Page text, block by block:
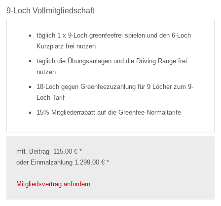
9-Loch Vollmitgliedschaft
täglich 1 x 9-Loch greenfeefrei spielen und den 6-Loch
Kurzplatz frei nutzen
täglich die Übungsanlagen und die Driving Range frei
nutzen
18-Loch gegen Greenfeezuzahlung für 9 Löcher zum 9-
Loch Tarif
15% Mitgliederrabatt auf die Greenfee-Normaltarife
mtl. Beitrag 115,00 € *
oder Einmalzahlung 1.299,00 € *
Mitgliedsvertrag anfordern